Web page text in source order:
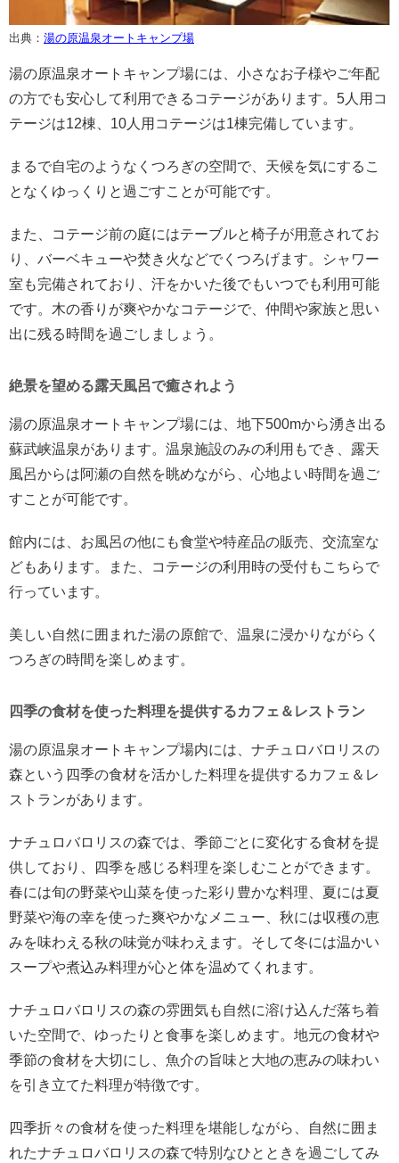
出典： 湯の原温泉オートキャンプ場
湯の原温泉オートキャンプ場には、小さなお子様やご年配
の方でも安心して利用できるコテージがあります。5人用コ
テージは12棟、10人用コテージは1棟完備しています。
まるで自宅のようなくつろぎの空間で、天候を気にするこ
となくゆっくりと過ごすことが可能です。
また、コテージ前の庭にはテーブルと椅子が用意されてお
り、バーベキューや焚き火などでくつろげます。シャワー
室も完備されており、汗をかいた後でもいつでも利用可能
です。木の香りが爽やかなコテージで、仲間や家族と思い
出に残る時間を過ごしましょう。
絶景を望める露天風呂で癒されよう
湯の原温泉オートキャンプ場には、地下500mから湧き出る
蘇武峡温泉があります。温泉施設のみの利用もでき、露天
風呂からは阿瀬の自然を眺めながら、心地よい時間を過ご
すことが可能です。
館内には、お風呂の他にも食堂や特産品の販売、交流室な
どもあります。また、コテージの利用時の受付もこちらで
行っています。
美しい自然に囲まれた湯の原館で、温泉に浸かりながらく
つろぎの時間を楽しめます。
四季の食材を使った料理を提供するカフェ＆レストラン
湯の原温泉オートキャンプ場内には、ナチュロバロリスの
森という四季の食材を活かした料理を提供するカフェ＆レ
ストランがあります。
ナチュロバロリスの森では、季節ごとに変化する食材を提
供しており、四季を感じる料理を楽しむことができます。
春には旬の野菜や山菜を使った彩り豊かな料理、夏には夏
野菜や海の幸を使った爽やかなメニュー、秋には収穫の恵
みを味わえる秋の味覚が味わえます。そして冬には温かい
スープや煮込み料理が心と体を温めてくれます。
ナチュロバロリスの森の雰囲気も自然に溶け込んだ落ち着
いた空間で、ゆったりと食事を楽しめます。地元の食材や
季節の食材を大切にし、魚介の旨味と大地の恵みの味わい
を引き立てた料理が特徴です。
四季折々の食材を使った料理を堪能しながら、自然に囲ま
れたナチュロバロリスの森で特別なひとときを過ごしてみ